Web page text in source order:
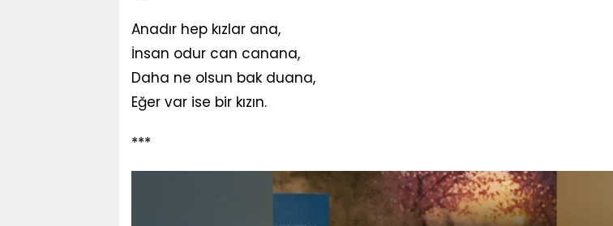
Anadır hep kızlar ana,
İnsan odur can canana,
Daha ne olsun bak duana,
Eğer var ise bir kızın.
***